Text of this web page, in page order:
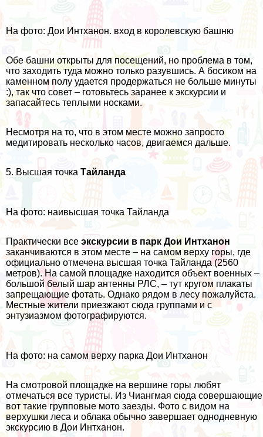
На фото: Дои Интханон. вход в королевскую башню
Обе башни открыты для посещений, но проблема в том,
что заходить туда можно только разувшись. А босиком на
каменном полу удается продержаться не больше минуты
:), так что совет – готовьтесь заранее к экскурсии и
запасайтесь теплыми носками.
Несмотря на то, что в этом месте можно запросто
медитировать несколько часов, двигаемся дальше.
5. Высшая точка Тайланда
На фото: наивысшая точка Тайланда
Практически все экскурсии в парк Дои Интханон
заканчиваются в этом месте – на самом верху горы, где
официально отмечена высшая точка Тайланда (2560
метров). На самой площадке находится объект военных –
большой белый шар антенны РЛС, – тут кругом плакаты
запрещающие фотать. Однако рядом в лесу пожалуйста.
Местные жители приезжают сюда группами и с
энтузиазмом фотографируются.
На фото: на самом верху парка Дои Интханон
На смотровой площадке на вершине горы любят
отмечаться все туристы. Из Чиангмая сюда совершающие
вот такие групповые мото заезды. Фото с видом на
верхушки леса и облака обычно завершает однодневную
экскурсию в Дои Интханон.